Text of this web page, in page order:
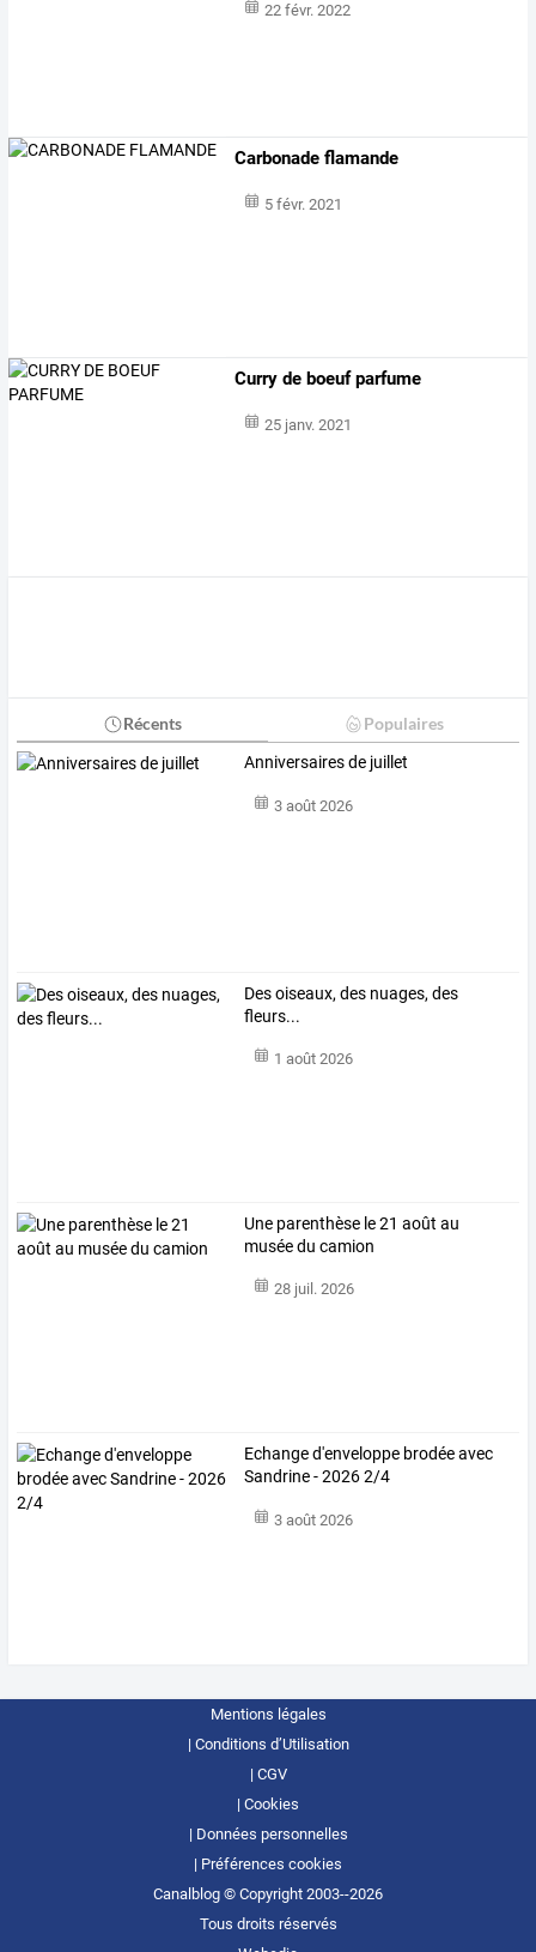
22 févr. 2022
Carbonade flamande
5 févr. 2021
Curry de boeuf parfume
25 janv. 2021
Récents Populaires
Anniversaires de juillet
3 août 2026
Des oiseaux, des nuages, des
fleurs...
1 août 2026
Une parenthèse le 21 août au
musée du camion
28 juil. 2026
Echange d'enveloppe brodée avec
Sandrine - 2026 2/4
3 août 2026
Mentions légales
Conditions d’Utilisation
CGV
Cookies
Données personnelles
Préférences cookies
Canalblog © Copyright 2003--2026
Tous droits réservés